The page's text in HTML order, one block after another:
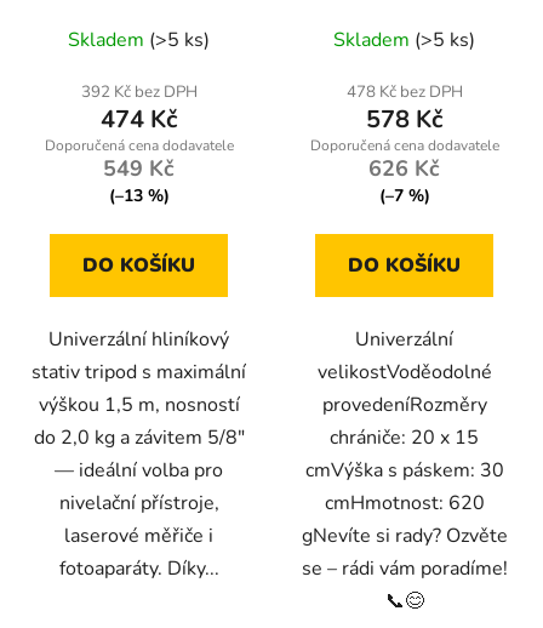
Skladem (>5 ks)
392 Kč bez DPH
474 Kč
549 Kč
(–13 %)
DO KOŠÍKU
Univerzální hliníkový
stativ tripod s maximální
výškou 1,5 m, nosností
do 2,0 kg a závitem 5/8"
— ideální volba pro
nivelační přístroje,
laserové měřiče i
fotoaparáty. Díky...
Skladem (>5 ks)
478 Kč bez DPH
578 Kč
626 Kč
(–7 %)
DO KOŠÍKU
Univerzální
velikostVoděodolné
provedeníRozměry
chrániče: 20 x 15
cmVýška s páskem: 30
cmHmotnost: 620
gNevíte si rady? Ozvěte
se – rádi vám poradíme!
📞😊